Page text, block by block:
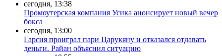
сегодня, 13:38
Промоутерская компания Усика анонсирует новый вечер
бокса
сегодня, 13:00
Гарсия проиграл пари Царукяну и отказался отдавать
деньги. Райан объяснил ситуацию